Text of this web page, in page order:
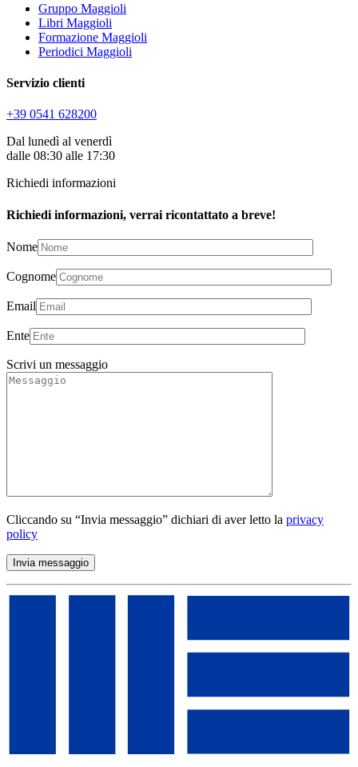
Gruppo Maggioli
Libri Maggioli
Formazione Maggioli
Periodici Maggioli
Servizio clienti
+39 0541 628200
Dal lunedì al venerdì
dalle 08:30 alle 17:30
Richiedi informazioni
Richiedi informazioni, verrai ricontattato a breve!
Nome
Cognome
Email
Ente
Scrivi un messaggio
Cliccando su “Invia messaggio” dichiari di aver letto la privacy
policy